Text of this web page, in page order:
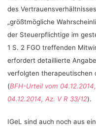
des
„größtmögliche
der Steuerpflichtige im
1 S. 2 FGO treffenden
erfordert detaillierte
verfolgten therapeutischen
(BFH-Urteil vom
04.12.2014, Az. V R 33/12).
IGeL sind auch noch aus